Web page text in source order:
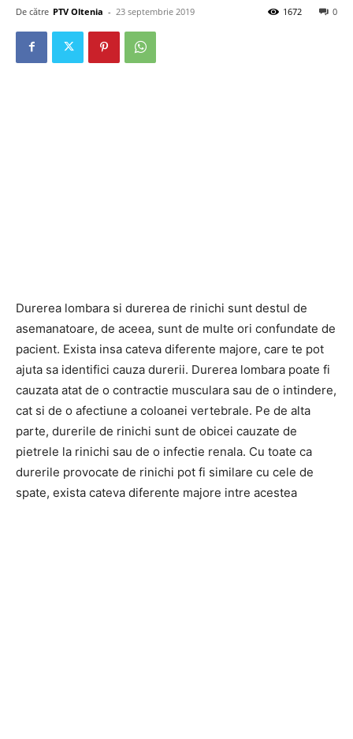
De către PTV Oltenia - 23 septembrie 2019 0
1672
Durerea lombara si durerea de rinichi sunt destul de
asemanatoare, de aceea, sunt de multe ori confundate de
pacient. Exista insa cateva diferente majore, care te pot
ajuta sa identifici cauza durerii. Durerea lombara poate fi
cauzata atat de o contractie musculara sau de o intindere,
cat si de o afectiune a coloanei vertebrale. Pe de alta
parte, durerile de rinichi sunt de obicei cauzate de
pietrele la rinichi sau de o infectie renala. Cu toate ca
durerile provocate de rinichi pot fi similare cu cele de
spate, exista cateva diferente majore intre acestea